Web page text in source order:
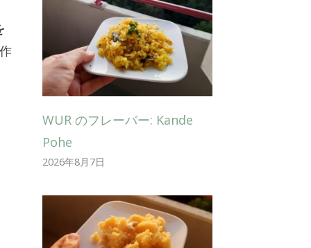
WUR のフレーバー: Kande
Pohe
2026年8月7日